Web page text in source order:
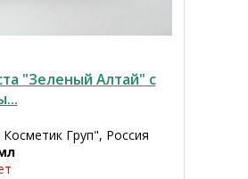
"Зеленый Алтай" с
Груп", Россия